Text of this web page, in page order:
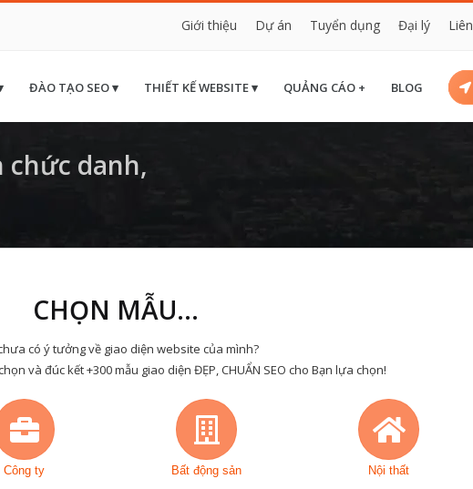
Giới thiệu Dự án Tuyển dụng Đại lý
ĐÀO TẠO SEO ▾ THIẾT KẾ WEBSITE ▾ QUẢNG CÁO + BLOG
chức danh,
CHỌN MẪU...
có ý tưởng về giao diện website của mình?
và đúc kết +300 mẫu giao diện ĐẸP, CHUẨN SEO cho Bạn lựa chọn!
Công ty Bất động sản Nội thất